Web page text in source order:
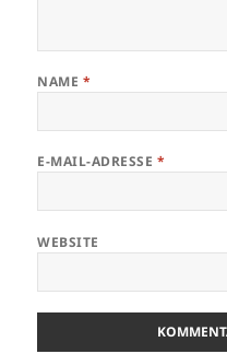
NAME *
E-MAIL-ADRESSE *
WEBSITE